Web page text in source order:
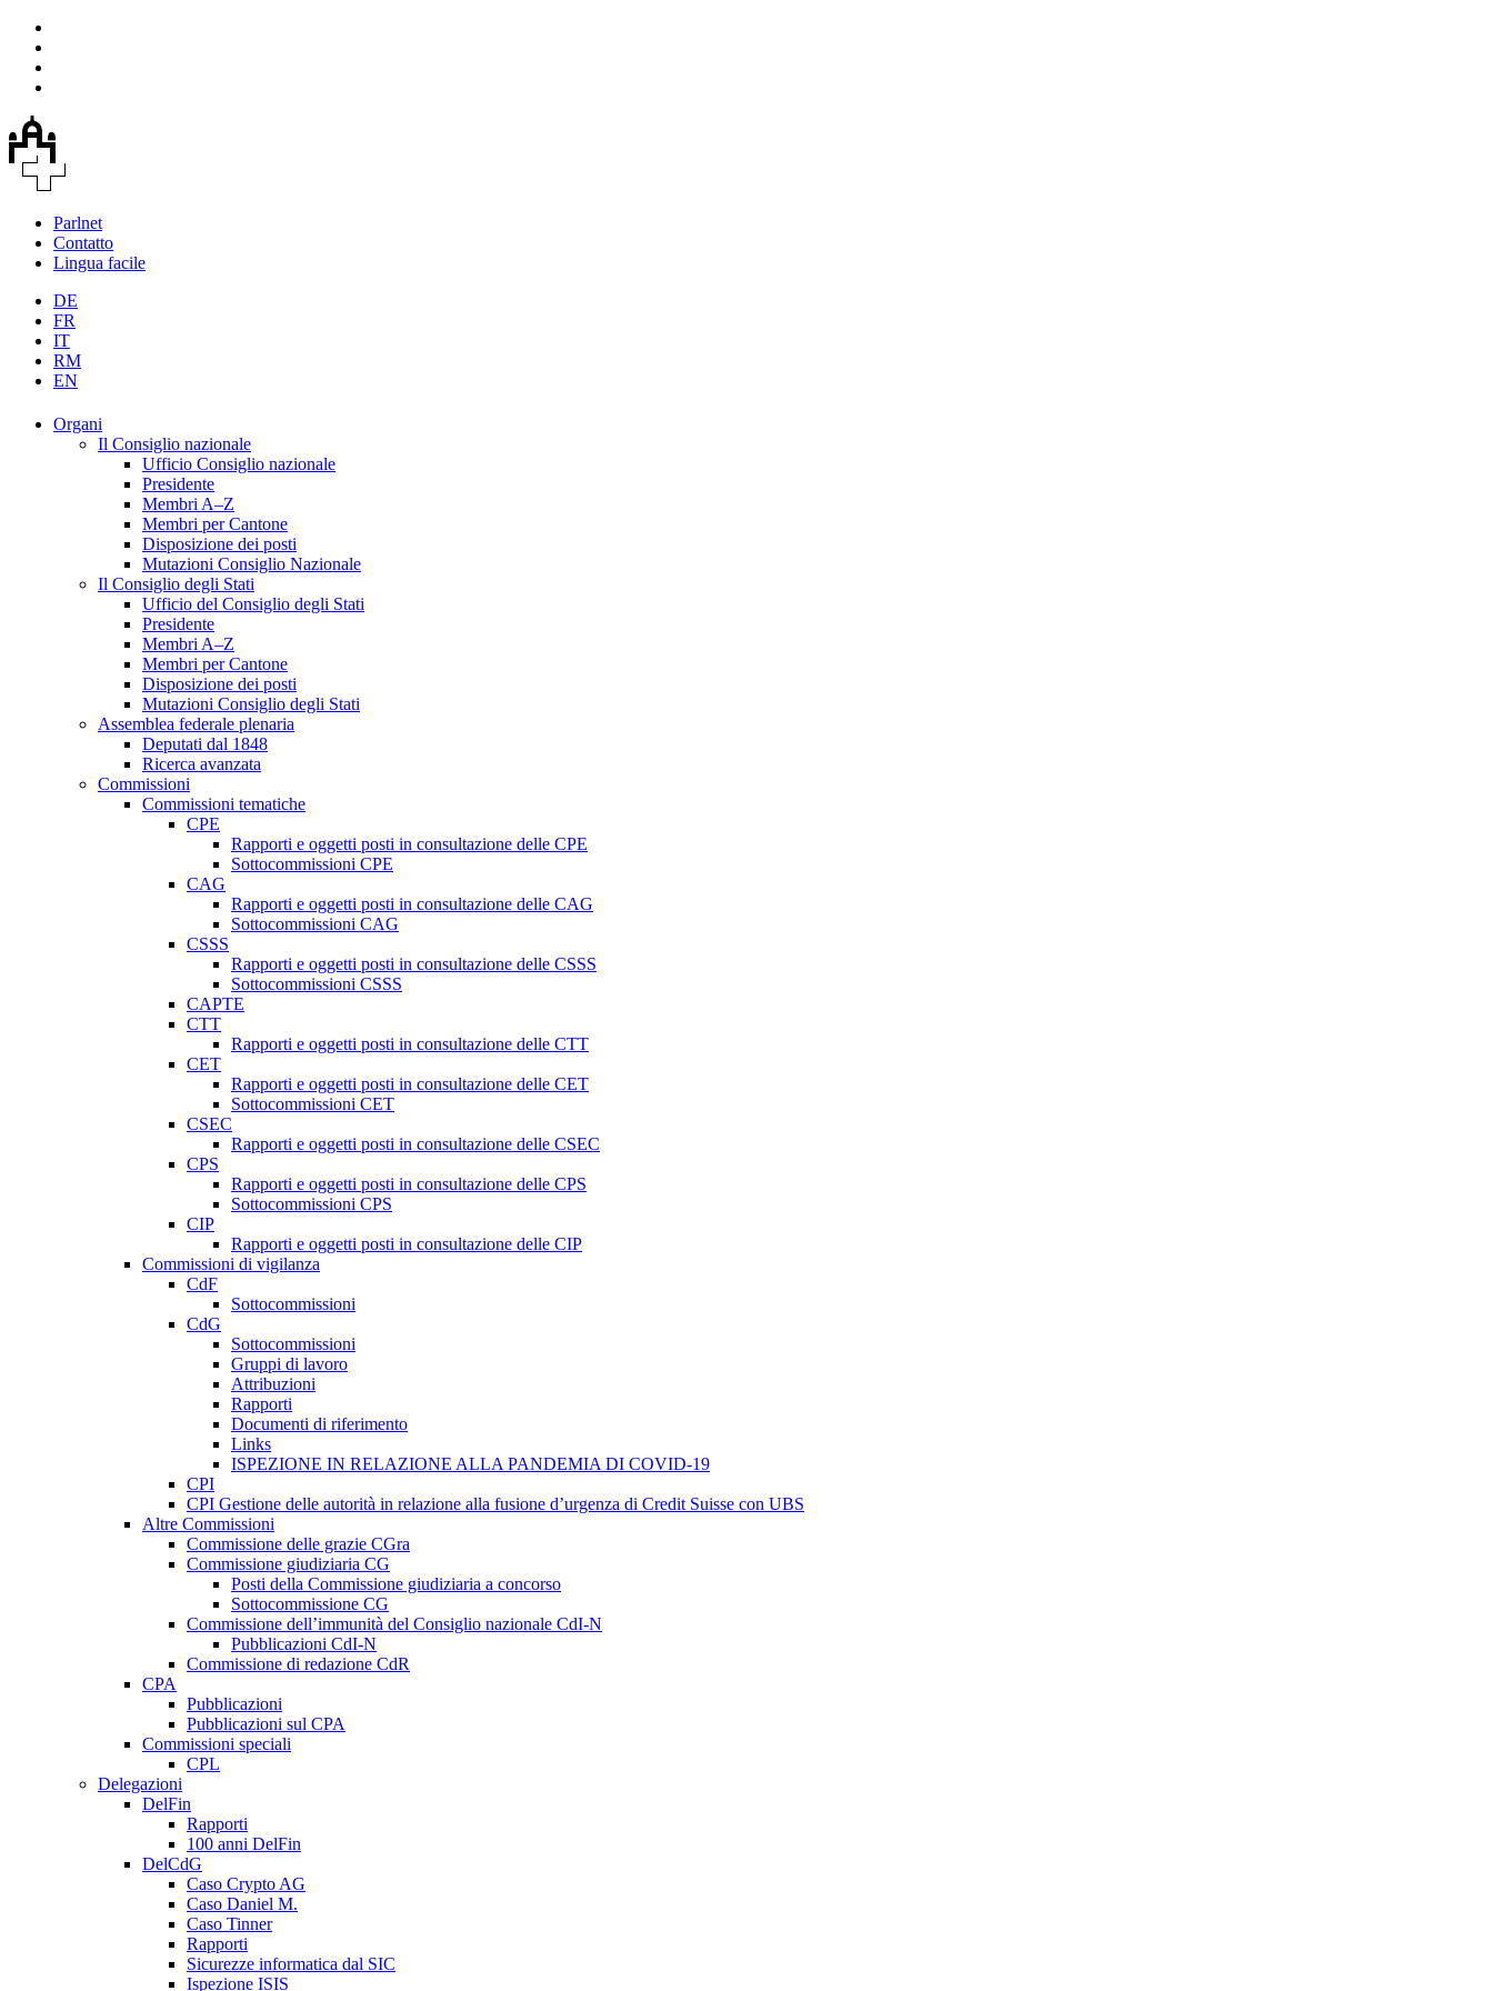
Parlnet
Contatto
Lingua facile
DE
FR
IT
RM
EN
Organi
Il Consiglio nazionale
Ufficio Consiglio nazionale
Presidente
Membri A–Z
Membri per Cantone
Disposizione dei posti
Mutazioni Consiglio Nazionale
Il Consiglio degli Stati
Ufficio del Consiglio degli Stati
Presidente
Membri A–Z
Membri per Cantone
Disposizione dei posti
Mutazioni Consiglio degli Stati
Assemblea federale plenaria
Deputati dal 1848
Ricerca avanzata
Commissioni
Commissioni tematiche
CPE
Rapporti e oggetti posti in consultazione delle CPE
Sottocommissioni CPE
CAG
Rapporti e oggetti posti in consultazione delle CAG
Sottocommissioni CAG
CSSS
Rapporti e oggetti posti in consultazione delle CSSS
Sottocommissioni CSSS
CAPTE
CTT
Rapporti e oggetti posti in consultazione delle CTT
CET
Rapporti e oggetti posti in consultazione delle CET
Sottocommissioni CET
CSEC
Rapporti e oggetti posti in consultazione delle CSEC
CPS
Rapporti e oggetti posti in consultazione delle CPS
Sottocommissioni CPS
CIP
Rapporti e oggetti posti in consultazione delle CIP
Commissioni di vigilanza
CdF
Sottocommissioni
CdG
Sottocommissioni
Gruppi di lavoro
Attribuzioni
Rapporti
Documenti di riferimento
Links
ISPEZIONE IN RELAZIONE ALLA PANDEMIA DI COVID-19
CPI
CPI Gestione delle autorità in relazione alla fusione d’urgenza di Credit Suisse con UBS
Altre Commissioni
Commissione delle grazie CGra
Commissione giudiziaria CG
Posti della Commissione giudiziaria a concorso
Sottocommissione CG
Commissione dell’immunità del Consiglio nazionale CdI-N
Pubblicazioni CdI-N
Commissione di redazione CdR
CPA
Pubblicazioni
Pubblicazioni sul CPA
Commissioni speciali
CPL
Delegazioni
DelFin
Rapporti
100 anni DelFin
DelCdG
Caso Crypto AG
Caso Daniel M.
Caso Tinner
Rapporti
Sicurezze informatica dal SIC
Ispezione ISIS